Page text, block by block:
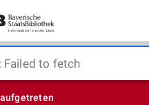
Failed to fetch